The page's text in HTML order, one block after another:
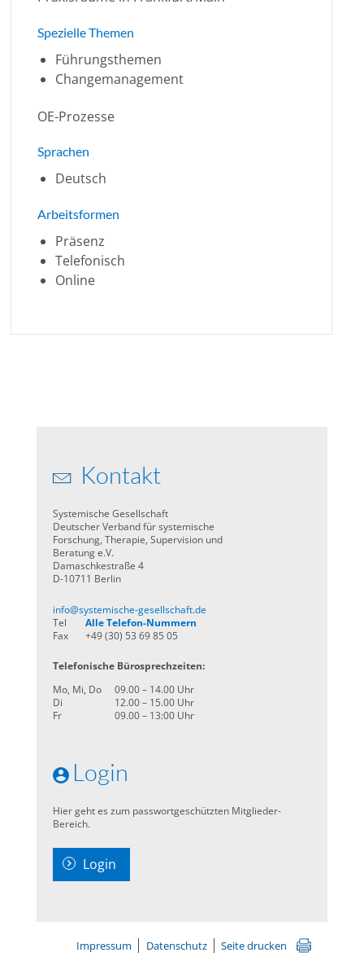
Spezielle Themen
Führungsthemen
Changemanagement
OE-Prozesse
Sprachen
Deutsch
Arbeitsformen
Präsenz
Telefonisch
Online
Kontakt
Systemische Gesellschaft
Deutscher Verband für systemische
Forschung, Therapie, Supervision und
Beratung e.V.
Damaschkestraße 4
D-10711 Berlin
info@systemische-gesellschaft.de
Tel
Alle Telefon-Nummern
Fax
+49 (30) 53 69 85 05
Telefonische Bürosprechzeiten:
Mo, Mi, Do
09.00 – 14.00 Uhr
Di
12.00 – 15.00 Uhr
Fr
09.00 – 13:00 Uhr
Login
Hier geht es zum passwortgeschützten Mitglieder-
Bereich.
Login
Impressum Datenschutz Seite drucken